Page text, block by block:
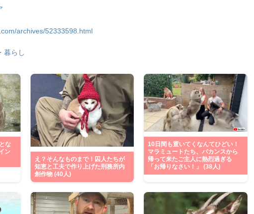
archives/52333598.html
暮らし
な
ン
え？そんなものまで！囚人たちが
知恵と工夫で作り上げた刑務所内
創作物 (40人)
10日間も置いてくなんてひどい！
マラミュートたち、バカンスから
帰って来たご主人に熱烈過ぎる
「お帰りなさい！」 (38人)